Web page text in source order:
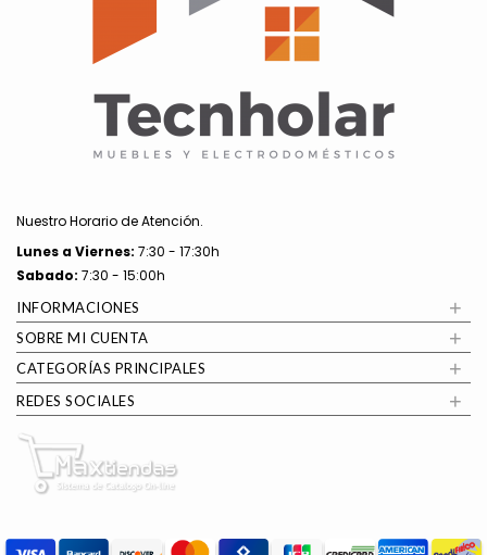
Nuestro Horario de Atención.
Lunes aViernes: 7:30 - 17:30h
Sabado: 7:30 - 15:00h
INFORMACIONES +
SOBRE MI CUENTA +
CATEGORÍAS PRINCIPALES +
REDES SOCIALES +